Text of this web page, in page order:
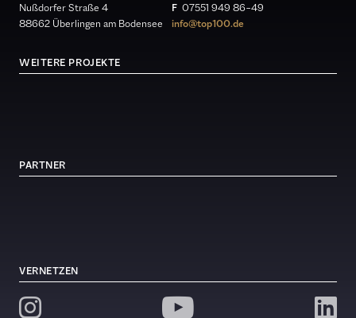
Nußdorfer Straße 4
88662 Überlingen am Bodensee
F 07551 949 86 – 49
info@top100.de
WEITERE PROJEKTE
PARTNER
VERNETZEN